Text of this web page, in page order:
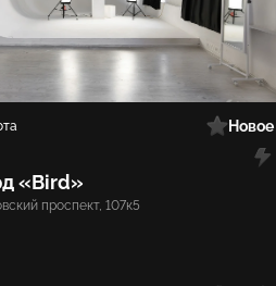
Новое
«Bird»
проспект, 107к5